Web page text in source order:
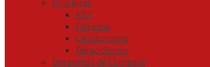
Bicicletas
BTT
Ciclismo
Cicloturismo
Paraciclismo
Desportos de Combate